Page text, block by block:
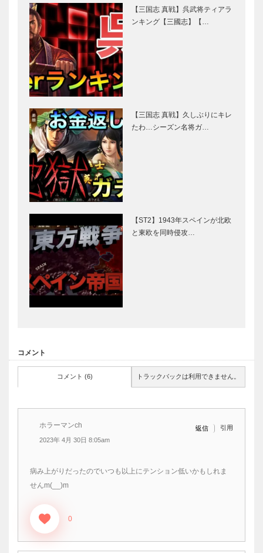
【三国志 真戦】呉武将ティアラ
ンキング【三國志】【…
【三国志 真戦】久しぶりにキレ
たわ…シーズン名将ガ…
【ST2】1943年スペインが北欧
と東欧を同時侵攻…
コメント
コメント (6) トラックバックは利用できません。
ホラーマンch
2023年 4月 30日 8:05am
返信 引用
病み上がりだったのでいつも以上にテンション低いかもしれま
せんm(__)m
0